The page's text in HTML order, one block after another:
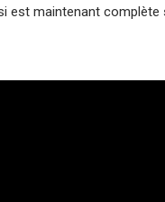
est maintenant